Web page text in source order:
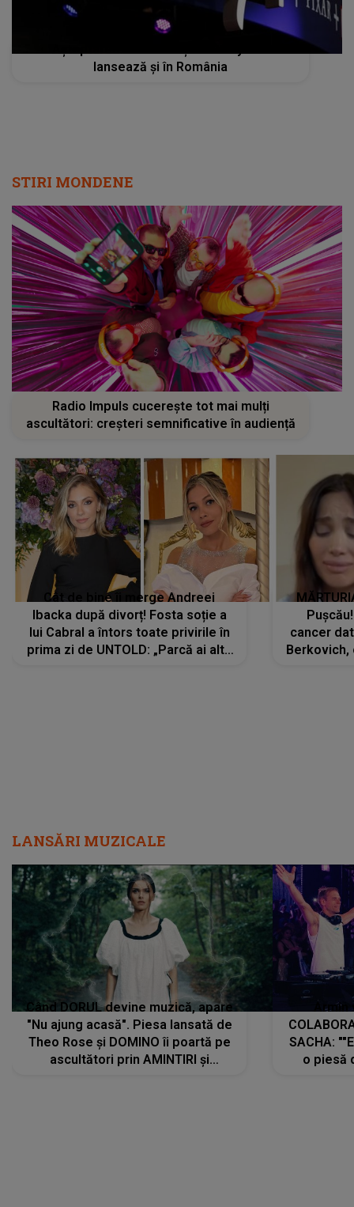
lansează și în România
STIRI MONDENE
Radio Impuls cucerește tot mai mulți
ascultători: creșteri semnificative în audiență
Cât de bine îi merge Andreei
Ibacka după divorț! Fosta soție a
lui Cabral a întors toate privirile în
prima zi de UNTOLD: „Parcă ai altă
cancer
LANSĂRI MUZICALE
Când DORUL devine muzică, apare
"Nu ajung acasă". Piesa lansată de
Theo Rose și DOMINO îi poartă pe
ascultători prin AMINTIRI și
SACHA:
o piesă